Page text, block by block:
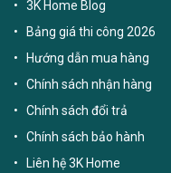
3K Home Blog
Bảng giá thi công 2026
Hướng dẫn mua hàng
Chính sách nhận hàng
Chính sách đổi trả
Chính sách bảo hành
Liên hệ 3K Home